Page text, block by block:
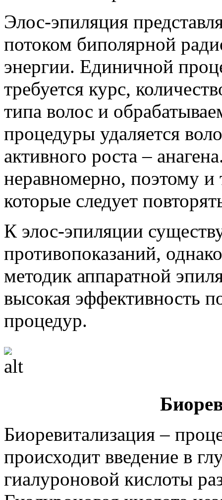
Элос-эпиляция
потоком биполярной
энергии. Единичной
требуется курс,
типа волос и
процедуры удаляется
активного роста –
неравномерно, поэтому и
которые следует
К элос-эпиляции
противопоказаний,
методик аппаратной
высокая эффективность
процедур.
Биоревитализация –
происходит введение в
гиалуроновой кислоты